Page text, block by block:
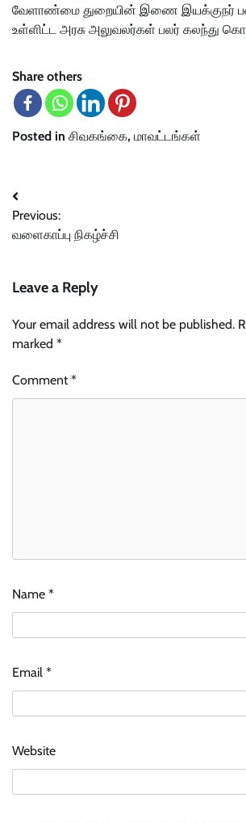
வேளாண்மை துறையின் இணை இயக்குநர்
உள்ளிட்ட அரசு அலுவலர்கள் பலர் கலந்து
Share others
Posted in சிவகங்கை, மாவட்டங்கள்
Post
navigation
Previous:
வளைகாப்பு நிகழ்ச்சி
Leave a Reply
Your email address will not be published.
marked *
Comment*
Name *
Email *
Website